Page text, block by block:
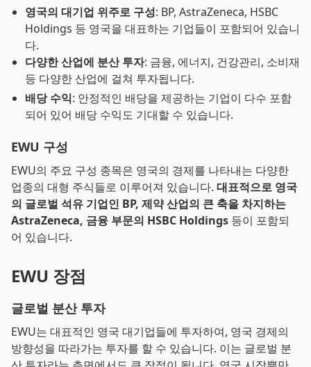
영국의 대기업 위주로 구성: BP, AstraZeneca, HSBC
Holdings 등 영국을 대표하는 기업들이 포함되어 있습니
다.
다양한 산업에 분산 투자: 금융, 에너지, 건강관리, 소비재
등 다양한 산업에 걸쳐 투자됩니다.
배당 수익: 안정적인 배당을 제공하는 기업이 다수 포함
되어 있어 배당 수익도 기대할 수 있습니다.
EWU 구성
EWU의 주요 구성 종목은 영국의 경제를 나타내는 다양한
업종의 대형 주식들로 이루어져 있습니다. 대표적으로 영국
의 글로벌 석유 기업인 BP, 제약 산업의 큰 축을 차지하는
AstraZeneca, 금융 부문의 HSBC Holdings 등이 포함되
어 있습니다.
EWU 장점
글로벌 분산 투자
EWU는 대표적인 영국 대기업들에 투자하여, 영국 경제의
방향성을 따라가는 투자를 할 수 있습니다. 이는 글로벌 분